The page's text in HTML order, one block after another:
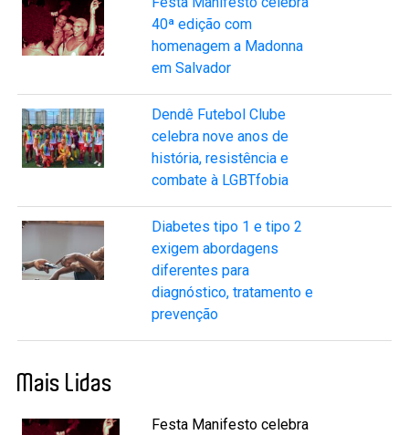
40ª edição com
homenagem a Madonna
em Salvador
Dendê Futebol Clube
celebra nove anos de
história, resistência e
combate à LGBTfobia
Diabetes tipo 1 e tipo 2
exigem abordagens
diferentes para
diagnóstico, tratamento e
prevenção
Mais Lidas
Festa Manifesto celebra